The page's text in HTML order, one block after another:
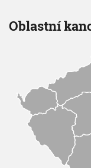
Oblastní